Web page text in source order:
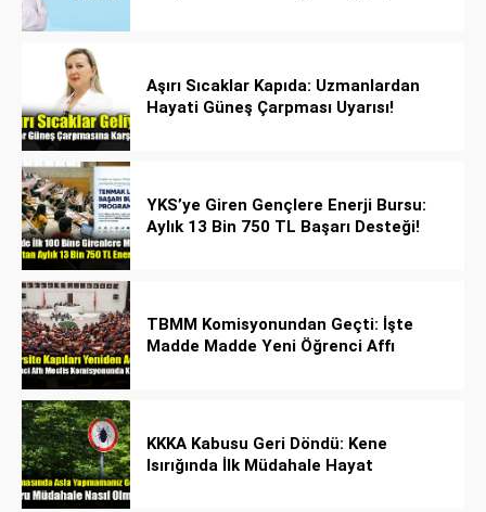
Aşırı Sıcaklar Kapıda: Uzmanlardan
Hayati Güneş Çarpması Uyarısı!
YKS’ye Giren Gençlere Enerji Bursu:
Aylık 13 Bin 750 TL Başarı Desteği!
TBMM Komisyonundan Geçti: İşte
Madde Madde Yeni Öğrenci Affı
KKKA Kabusu Geri Döndü: Kene
Isırığında İlk Müdahale Hayat